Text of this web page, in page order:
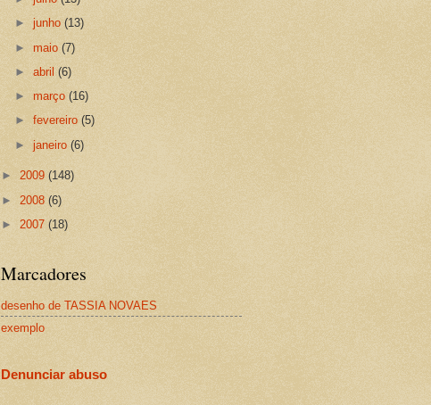
►junho(13)
►maio(7)
►abril(6)
►março(16)
►fevereiro(5)
►janeiro(6)
► 2009 (148)
► 2008 (6)
► 2007 (18)
Marcadores
desenho de TASSIA NOVAES
exemplo
Denunciar abuso